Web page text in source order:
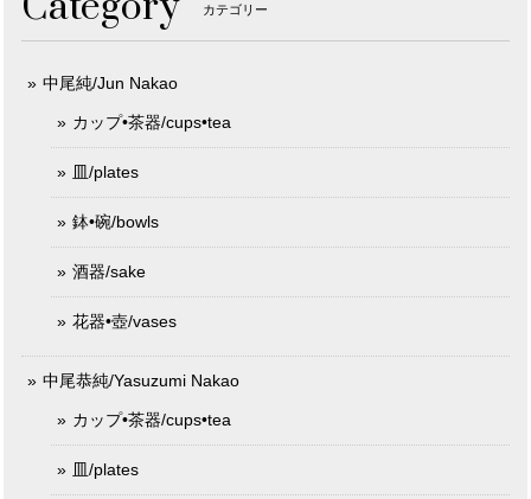
カテゴリー
中尾純/Jun Nakao
カップ•茶器/cups•tea
皿/plates
鉢•碗/bowls
酒器/sake
花器•壺/vases
中尾恭純/Yasuzumi Nakao
カップ•茶器/cups•tea
皿/plates